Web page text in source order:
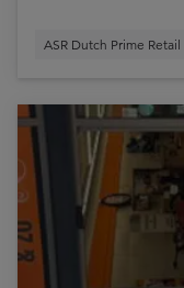
ASR Dutch Prime